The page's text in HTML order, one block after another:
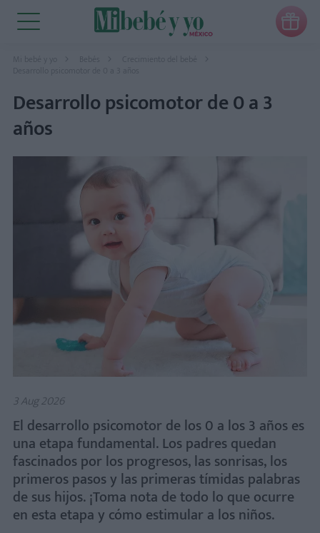

Mi bebé y yo Bebés
Crecimiento del bebé
Desarrollo psicomotor de 0 a 3 años
Desarrollo psicomotor de 0 a 3
años
3 Aug 2026
El desarrollo psicomotor de los 0 a los 3 años es
una etapa fundamental. Los padres quedan
fascinados por los progresos, las sonrisas, los
primeros pasos y las primeras tímidas palabras
de sus hijos. ¡Toma nota de todo lo que ocurre
en esta etapa y cómo estimular a los niños.